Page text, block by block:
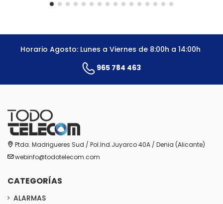
Horario Agosto: Lunes a Viernes de 8:00h a 14:00h
965 784 463
Ptda. Madrigueres Sud / Pol.Ind.Juyarco 40A / Denia (Alicante)
webinfo@todotelecom.com
CATEGORÍAS
ALARMAS